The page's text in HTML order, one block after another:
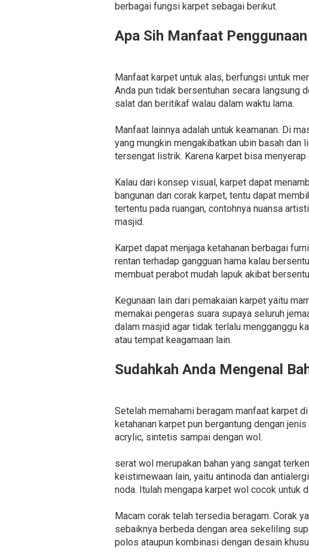
berbagai fungsi karpet sebagai berikut.
Apa Sih Manfaat
Manfaat karpet untuk alas, berfungsi untuk
Anda pun tidak bersentuhan secara langsung
salat dan beritikaf walau dalam waktu lama.
Manfaat lainnya adalah untuk keamanan. Di
yang mungkin mengakibatkan ubin basah
tersengat listrik. Karena karpet bisa
Kalau dari konsep visual, karpet dapat
bangunan dan corak karpet, tentu dapat
tertentu pada ruangan, contohnya nuansa
masjid.
Karpet dapat menjaga ketahanan berbagai
rentan terhadap gangguan hama kalau
membuat perabot mudah lapuk akibat
Kegunaan lain dari pemakaian karpet yaitu
memakai pengeras suara supaya seluruh
dalam masjid agar tidak terlalu mengganggu
atau tempat keagamaan lain.
Sudahkah Anda Mengenal
Setelah memahami beragam manfaat karpet
ketahanan karpet pun bergantung dengan
acrylic, sintetis sampai dengan wol.
serat wol merupakan bahan yang sangat
keistimewaan lain, yaitu antinoda dan
noda. Itulah mengapa karpet wol cocok untuk
Macam corak telah tersedia beragam. Corak
sebaiknya berbeda dengan area sekeliling
polos ataupun kombinasi dengan desain